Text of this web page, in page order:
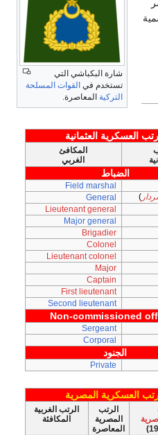
شارة البكباشي التي
تستخدم في القوات المسلحة
التركية المعاصرة.
العسكرية العثمانية
المكافئ
الغربي
الضباط
Field marshal
)
General
Lieutenant general
Major general
Brigadier
Colonel
Lieutenant colonel
Major
Captain
First lieutenant
Second lieutenant
Non-commissioned
Sergeant
Corporal
الجنود
Private
العسكرية المصرية
الرتب
المصرية
المعاصرة
الرتب الغربية
المكافئة